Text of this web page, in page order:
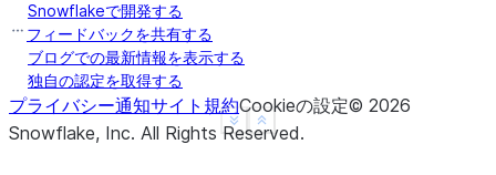
Show less
See more
Snowflakeで開発する
フィードバックを共有する
ブログでの最新情報を表示する
独自の認定を取得する
プライバシー通知サイト規約Cookieの設定© 2026
Snowflake, Inc. All Rights Reserved.